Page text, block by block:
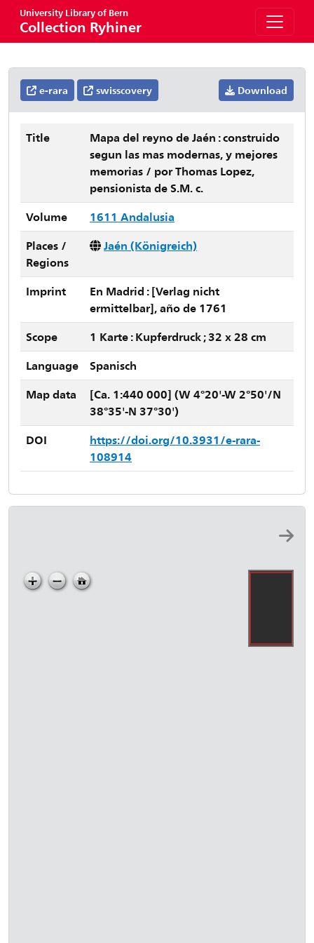
University Library of Bern
Collection Ryhiner
e-rara swisscovery Download
Title
Mapa del reyno de Jaén : construido
segun las mas modernas, y mejores
memorias / por Thomas Lopez,
pensionista de S.M. c.
Volume
1611 Andalusia
Places /
Regions
Jaén (Königreich)
Imprint
En Madrid : [Verlag nicht
ermittelbar], año de 1761
Scope
1 Karte : Kupferdruck ; 32 x 28 cm
Language
Spanisch
Map data
[Ca. 1:440 000] (W 4°20'-W 2°50'/N
38°35'-N 37°30')
DOI
https://doi.org/10.3931/e-rara-
108914